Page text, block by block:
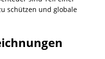
schützen und globale